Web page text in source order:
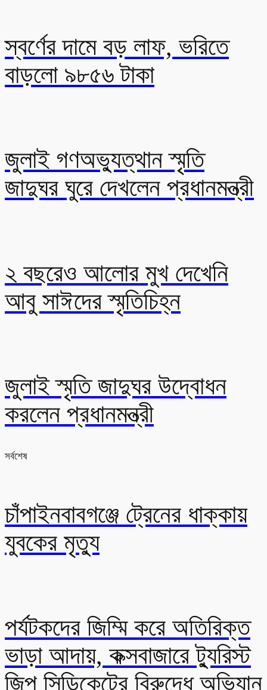
স্বর্ণের দামে বড় লাফ, ভরিতে
বাড়লো ৯৮৫৬ টাকা
জুলাই গণঅভ্যুত্থান স্মৃতি
জাদুঘর ঘুরে দেখলেন প্রধানমন্ত্রী
২ বছরেও আলোর মুখ দেখেনি
আবু সাঈদের স্মৃতিচিহ্ন
জুলাই স্মৃতি জাদুঘর উদ্বোধন
করলেন প্রধানমন্ত্রী
সর্বশেষ
চাঁপাইনবাবগঞ্জে ট্রেনের ধাক্কায়
যুবকের মৃত্যু
পর্যটকদের জিম্মি করে অতিরিক্ত
ভাড়া আদায়, কক্সবাজারে ট্যুরিস্ট
জিপ সিন্ডিকেটের বিরুদ্ধে অভিযান